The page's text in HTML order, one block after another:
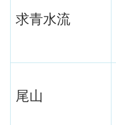
求青水流
尾山